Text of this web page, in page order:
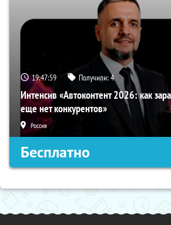
19:47:58 Получили:4
Интенсив «Автоконтент 2026: как
еще нет конкурентов»
Россия
Бесплатно